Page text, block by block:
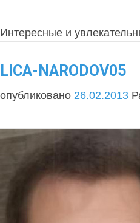
Интересные и
LICA-NARODOV05
опубликовано 26.02.2013